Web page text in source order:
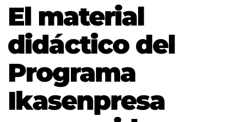
El material
didáctico del
Programa
Ikasenpresa